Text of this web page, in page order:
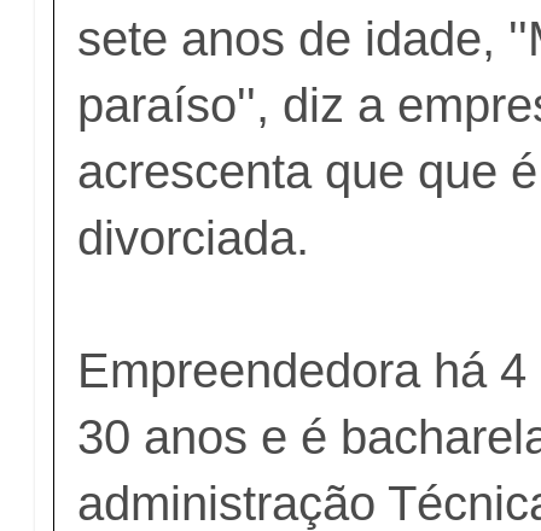
sete anos de idade,
paraíso'', diz a
acrescenta que que
divorciada.
Empreendedora há
30 anos e é
administração